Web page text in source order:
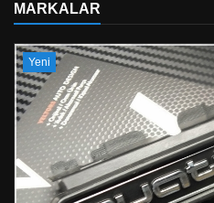
MARKALAR
Yeni